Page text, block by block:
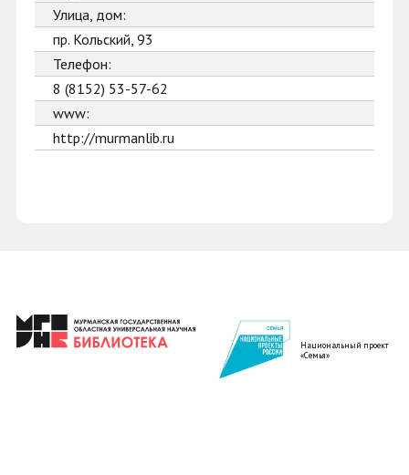
Улица, дом:
пр. Кольский, 93
Телефон:
8 (8152) 53-57-62
www:
http://murmanlib.ru
Национальный проект
«Семья»